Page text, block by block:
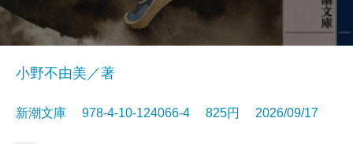
小野不由美／著
新潮文庫 978-4-10-124066-4 825円 2026/09/17